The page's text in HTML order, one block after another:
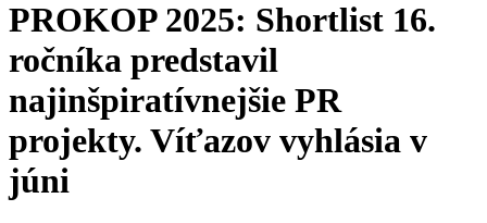
PROKOP 2025: Shortlist 16.
ročníka predstavil
najinšpiratívnejšie PR
projekty. Víťazov vyhlásia v
júni